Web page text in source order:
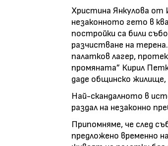
Христина Янкулова от
незаконното гето в
постройки са били
разчистване на
палатков лагер,
промяната” Кирил
даде общинско жилище,
Най-скандалното в
раздал на незаконно
Припомняме, че след
предложено временно